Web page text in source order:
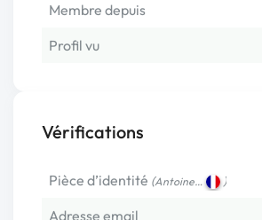
Membre depuis
Profil vu
Vérifications
Pièce d’identité (Antoine… )
Adresse email